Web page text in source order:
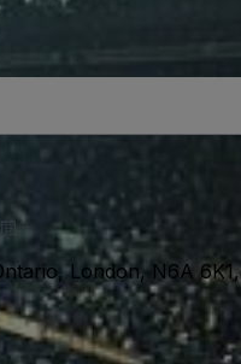
。
London, N6A 6K1,